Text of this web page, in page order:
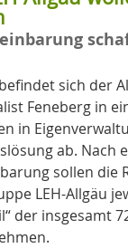
sich der
Feneberg in
in
ab. Nach
sollen die
LEH-Allgäu
der insgesamt